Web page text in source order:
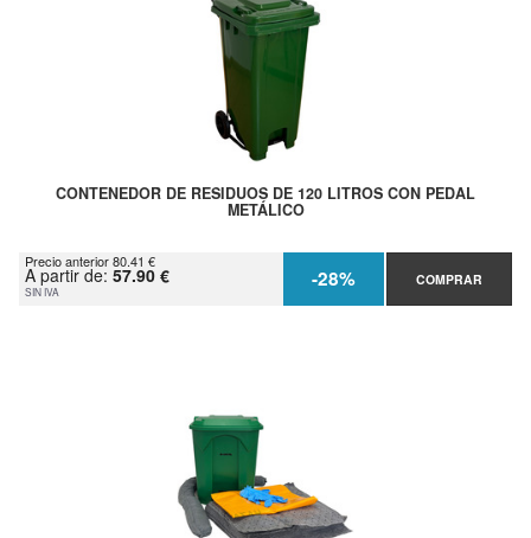
CONTENEDOR DE RESIDUOS DE 120 LITROS CON PEDAL
METÁLICO
Precio anterior 80.41 €
A partir de: 57.90 €
SIN IVA -28% COMPRAR